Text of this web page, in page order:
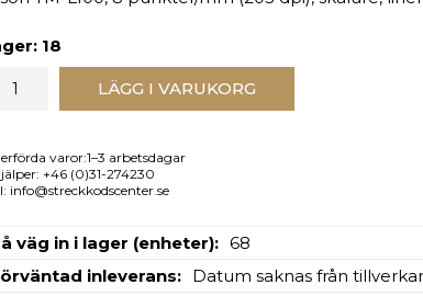
18
LÄGG I VARUKORG
varor:1–3 arbetsdagar
+46 (0)31-274230
info@streckkodscenter.se
väg in i lager (enheter)
68
inleverans
Datum saknas från